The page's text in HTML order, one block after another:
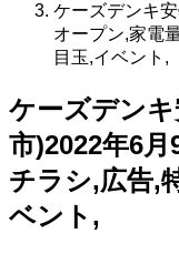
ケーズデンキ
オープン,家電
目玉,イベント,
ケーズデン
市)2022年6
チラシ,広告,
ベント,